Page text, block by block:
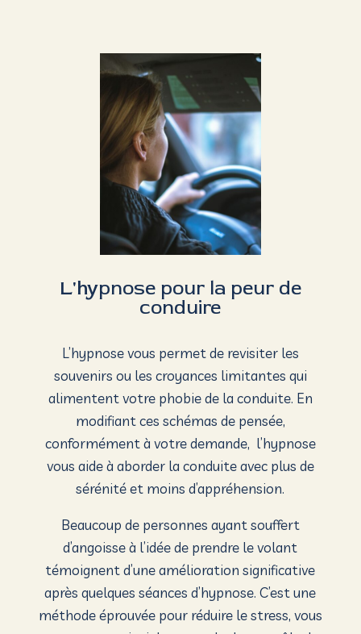
L'hypnose pour la peur de
conduire
L’hypnose vous permet de revisiter les
souvenirs ou les croyances limitantes qui
alimentent votre phobie de la conduite. En
modifiant ces schémas de pensée,
conformément à votre demande, l’hypnose
vous aide à aborder la conduite avec plus de
sérénité et moins d’appréhension.
Beaucoup de personnes ayant souffert
d’angoisse à l’idée de prendre le volant
témoignent d’une amélioration significative
après quelques séances d’hypnose. C’est une
méthode éprouvée pour réduire le stress, vous